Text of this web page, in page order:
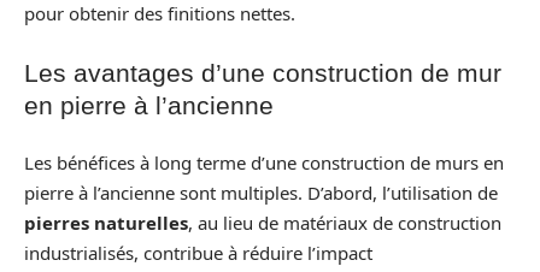
pour obtenir des finitions nettes.
Les avantages d’une construction de mur
en pierre à l’ancienne
Les bénéfices à long terme d’une construction de murs en
pierre à l’ancienne sont multiples. D’abord, l’utilisation de
pierres naturelles, au lieu de matériaux de construction
industrialisés, contribue à réduire l’impact